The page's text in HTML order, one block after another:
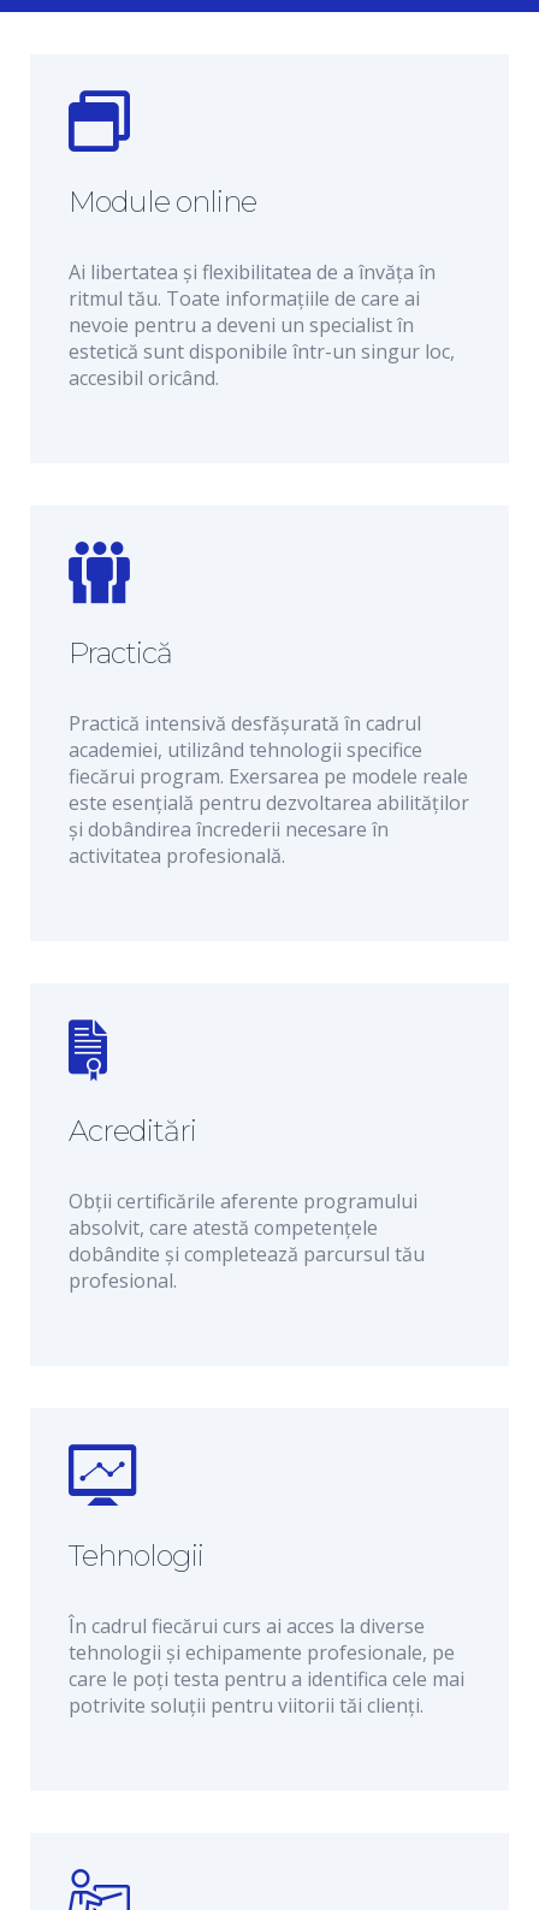
Module online
Ai libertatea și flexibilitatea de a învăța în
ritmul tău. Toate informațiile de care ai
nevoie pentru a deveni un specialist în
estetică sunt disponibile într-un singur loc,
accesibil oricând.
Practică
Practică intensivă desfășurată în cadrul
academiei, utilizând tehnologii specifice
fiecărui program. Exersarea pe modele reale
este esențială pentru dezvoltarea abilităților
și dobândirea încrederii necesare în
activitatea profesională.
Acreditări
Obții certificările aferente programului
absolvit, care atestă competențele
dobândite și completează parcursul tău
profesional.
Tehnologii
În cadrul fiecărui curs ai acces la diverse
tehnologii și echipamente profesionale, pe
care le poți testa pentru a identifica cele mai
potrivite soluții pentru viitorii tăi clienți.